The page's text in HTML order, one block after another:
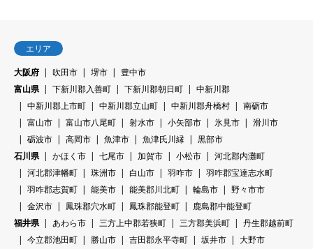
エリア
大阪府
吹田市 堺市
豊中市
富山県
下新川郡入善町 下新川郡朝日町
中新川郡
中新川郡上市町
中新川郡立山町 中新川郡舟橋村
南砺市
富山市
富山市八尾町 射水市 小矢部市 氷見市
滑川市
砺波市
高岡市 魚津市 魚津氏川縁
黒部市
石川県
かほく市 七尾市 加賀市 小松市
河北郡内灘町
河北郡津幡町
珠洲市 白山市 羽咋市
羽咋郡宝達志水町
羽咋郡志賀町
能美市 能美郡川北町 輪島市
野々市市
金沢市
鳳珠郡穴水町 鳳珠郡能登町
鹿島郡中能登町
福井県
あわら市 三方上中郡若狭町 三方郡美浜町
丹生郡越前町
今立郡池田町
勝山市 吉田郡永平寺町 坂井市
大野市